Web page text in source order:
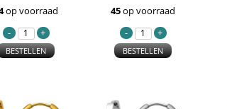
op voorraad
BESTELLEN
45op voorraad
BESTELLEN